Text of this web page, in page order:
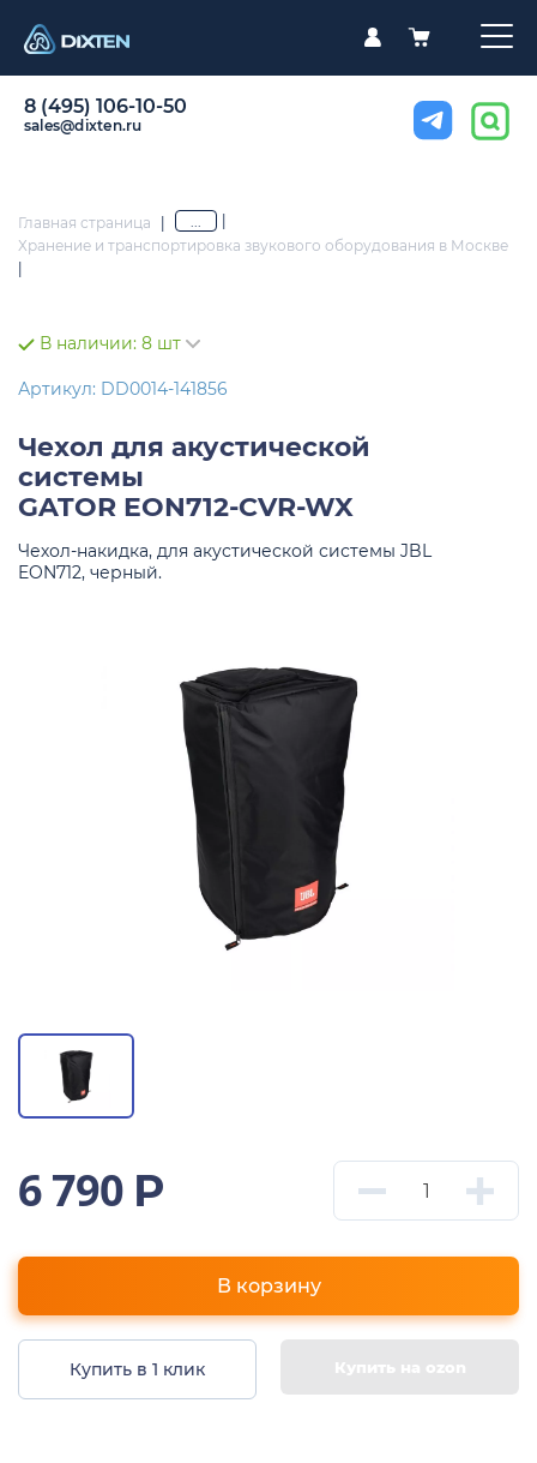
8 (495) 106-10-50
sales@dixten.ru
Главная страница | ...
Хранение и транспортировка звукового оборудования в Москве
В наличии: 8 шт
Артикул: DD0014-141856
Чехол для акустической
системы
GATOR EON712-CVR-WX
Чехол-накидка, для акустической системы JBL
EON712, черный.
6 790 Р
В корзину
Купить в 1 клик Купить на ozon